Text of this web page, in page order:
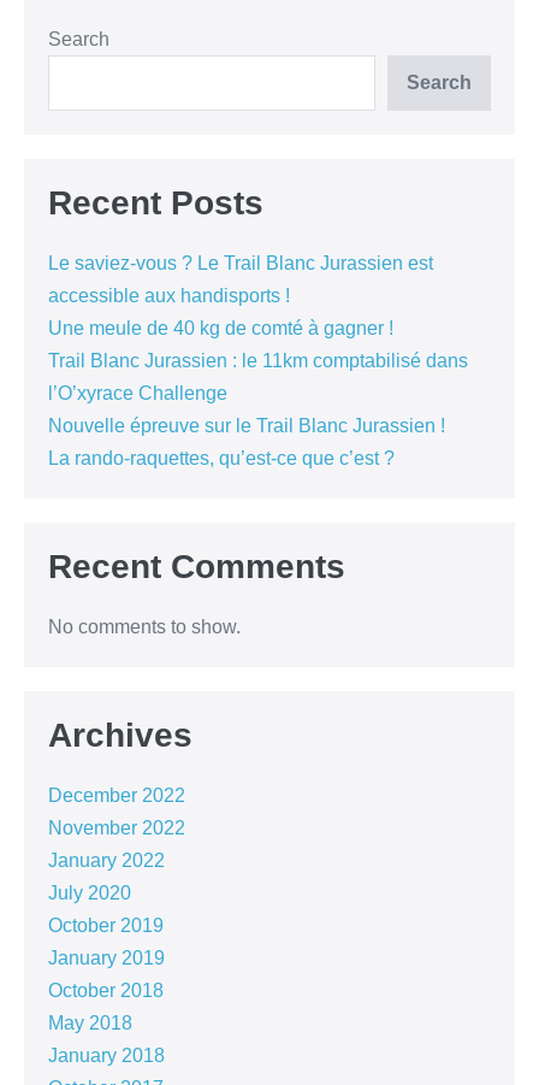
Search
Search
Recent Posts
Le saviez-vous ? Le Trail Blanc Jurassien est
accessible aux handisports !
Une meule de 40 kg de comté à gagner !
Trail Blanc Jurassien : le 11km comptabilisé dans
l’O’xyrace Challenge
Nouvelle épreuve sur le Trail Blanc Jurassien !
La rando-raquettes, qu’est-ce que c’est ?
Recent Comments
No comments to show.
Archives
December 2022
November 2022
January 2022
July 2020
October 2019
January 2019
October 2018
May 2018
January 2018